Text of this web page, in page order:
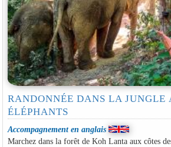
RANDONNÉE DANS LA JUNGLE
ÉLÉPHANTS
Accompagnement en anglais
Marchez dans la forêt de Koh Lanta aux côtes